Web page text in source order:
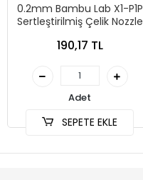
0.2mm Bambu Lab X1-P1P
Sertleştirilmiş Çelik Nozzle
190,17 TL
Adet
SEPETE EKLE